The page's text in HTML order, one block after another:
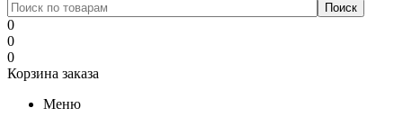
0
0
0
Корзина заказа
Меню